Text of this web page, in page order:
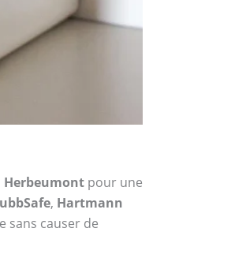
pour une
, Hartmann
sans causer de